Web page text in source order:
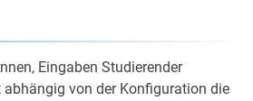
Eingaben Studierender
von der Konfiguration die